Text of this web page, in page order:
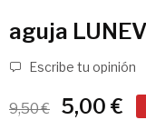
aguja
Escribe tu opinión
9,50 € 5,00 €